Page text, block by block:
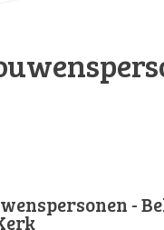
-